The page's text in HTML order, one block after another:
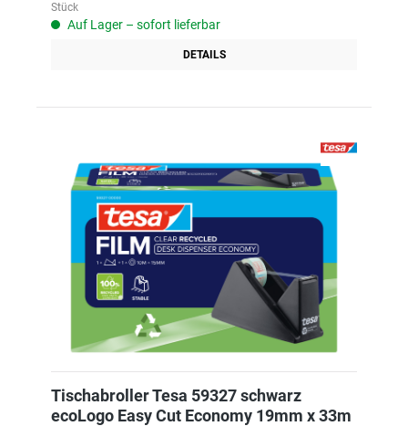
Stück
Auf Lager – sofort lieferbar
DETAILS
Tischabroller Tesa 59327 schwarz
ecoLogo Easy Cut Economy 19mm x 33m